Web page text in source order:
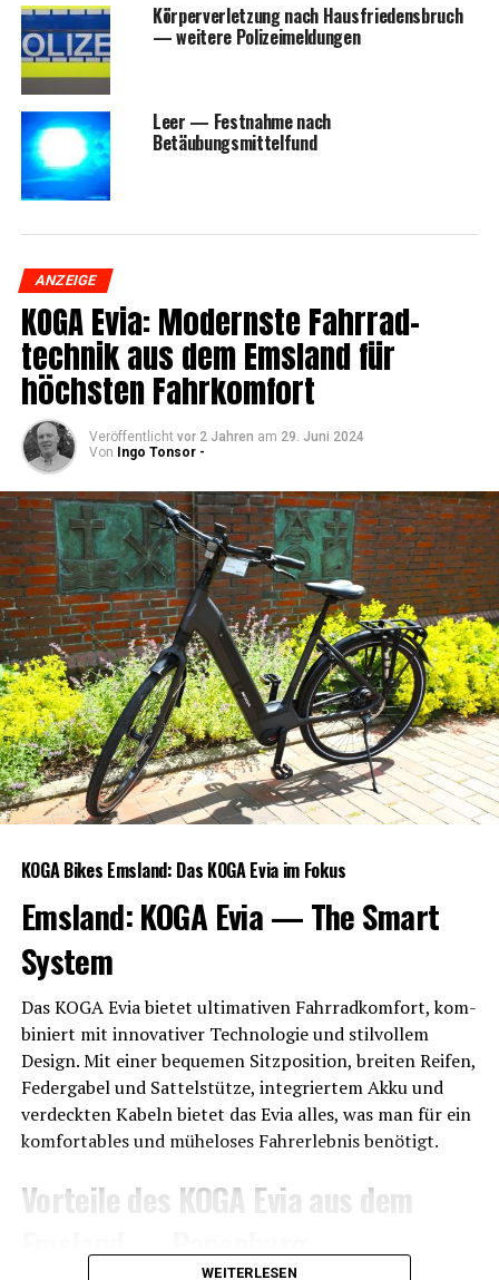
Kör­per­ver­let­zung nach Haus­frie­dens­bruch
— wei­te­re Polizeimeldungen
Leer — Fest­nah­me nach
Betäubungsmittelfund
ANZEIGE
KOGA Evia: Moderns­te Fahr­rad­
tech­nik aus dem Ems­land für
höchs­ten Fahrkomfort
Veröffentlicht vor 2 Jahren am 29. Juni 2024
Von
Ingo Tonsor -
KOGA Bikes Ems­land: Das KOGA Evia im Fokus
Ems­land: KOGA Evia — The Smart
System
Das KOGA Evia bie­tet ulti­ma­ti­ven Fahr­rad­kom­fort, kom­
bi­niert mit inno­va­ti­ver Tech­no­lo­gie und stil­vol­lem
Design. Mit einer beque­men Sitz­po­si­ti­on, brei­ten Rei­fen,
Feder­ga­bel und Sat­tel­stüt­ze, inte­grier­tem Akku und
ver­deck­ten Kabeln bie­tet das Evia alles, was man für ein
kom­for­ta­bles und mühe­lo­ses Fahr­erleb­nis benötigt.
Vor­tei­le des KOGA Evia aus dem
Ems­land — Papenburg
WEITERLESEN